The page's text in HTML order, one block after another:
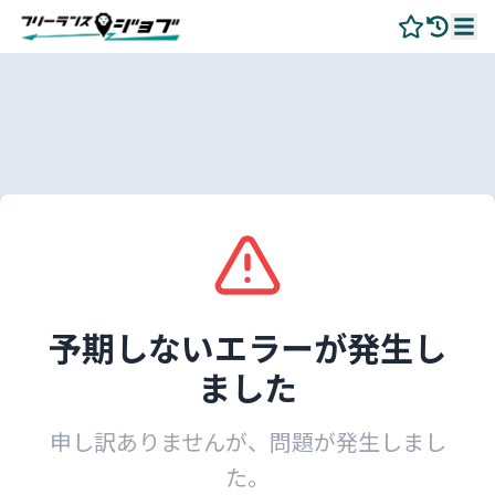
予期しないエラーが発生し
ました
申し訳ありませんが、問題が発生しまし
た。